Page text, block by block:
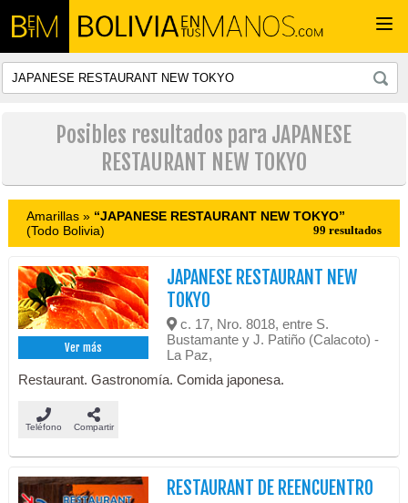
Posibles resultados para JAPANESE
RESTAURANT NEW TOKYO
Amarillas » “JAPANESE RESTAURANT NEW TOKYO”
(Todo Bolivia)
99 resultados
Ver más
JAPANESE RESTAURANT NEW
TOKYO
c. 17, Nro. 8018, entre S.
Bustamante y J. Patiño (Calacoto) -
La Paz,
Restaurant. Gastronomía. Comida japonesa.
Teléfono Compartir
RESTAURANT DE REENCUENTRO